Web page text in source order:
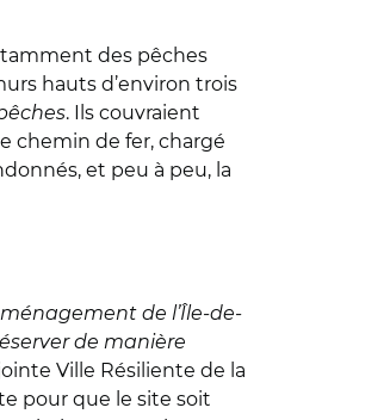
des pêches
hauts d’environ trois
. Ils couvraient
chemin de fer, chargé
et peu à peu, la
de l’Île-de-
de manière
Ville Résiliente de la
pour que le site soit